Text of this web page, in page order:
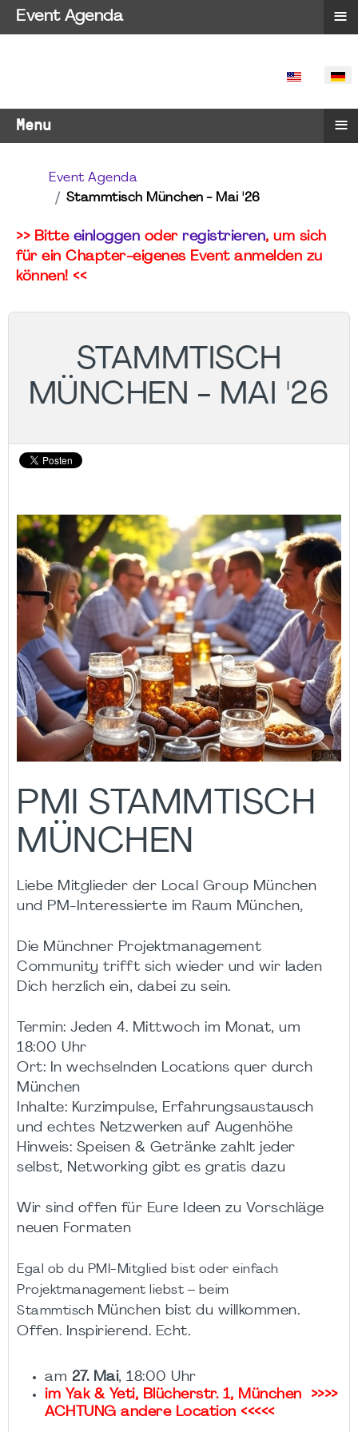
SPRACHE
Menu ≡
Event Agenda
Stammtisch München - Mai '26
>> Bitte einloggen oder registrieren, um sich
für ein Chapter-eigenes Event anmelden zu
können! <<
STAMMTISCH
MÜNCHEN - MAI '26
PMI STAMMTISCH
MÜNCHEN
Liebe Mitglieder der Local Group München
und PM-Interessierte im Raum München,
Die Münchner Projektmanagement
Community trifft sich wieder und wir laden
Dich herzlich ein, dabei zu sein.
Termin: Jeden 4. Mittwoch im Monat, um
18:00 Uhr
Ort: In wechselnden Locations quer durch
München
Inhalte: Kurzimpulse, Erfahrungsaustausch
und echtes Netzwerken auf Augenhöhe
Hinweis: Speisen & Getränke zahlt jeder
selbst, Networking gibt es gratis dazu
Wir sind offen für Eure Ideen zu Vorschläge
neuen Formaten
Egal ob du PMI-Mitglied bist oder einfach
Projektmanagement liebst – beim
Stammtisch München bist du willkommen.
Offen. Inspirierend. Echt.
am 27. Mai, 18:00 Uhr
im Yak & Yeti, Blücherstr. 1, München >>>>
ACHTUNG andere Location <<<<<
Event Agenda ≡